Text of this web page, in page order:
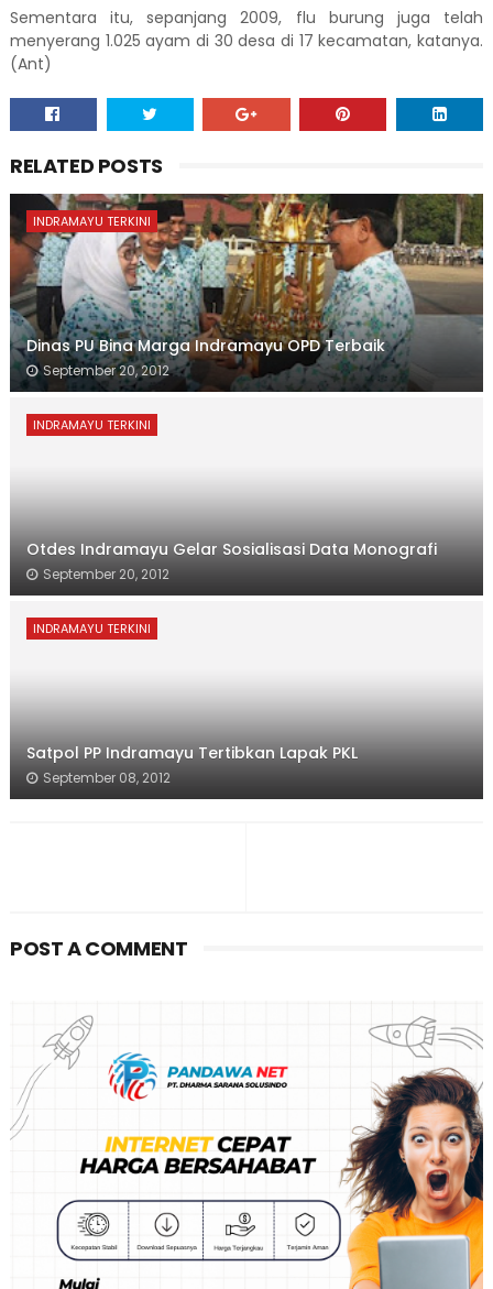
Sementara itu, sepanjang 2009, flu burung juga telah
menyerang 1.025 ayam di 30 desa di 17 kecamatan, katanya.
(Ant)
RELATED POSTS
INDRAMAYU TERKINI
Dinas PU Bina Marga Indramayu OPD Terbaik
September 20, 2012
INDRAMAYU TERKINI
Otdes Indramayu Gelar Sosialisasi Data Monografi
September 20, 2012
INDRAMAYU TERKINI
Satpol PP Indramayu Tertibkan Lapak PKL
September 08, 2012
POST A COMMENT